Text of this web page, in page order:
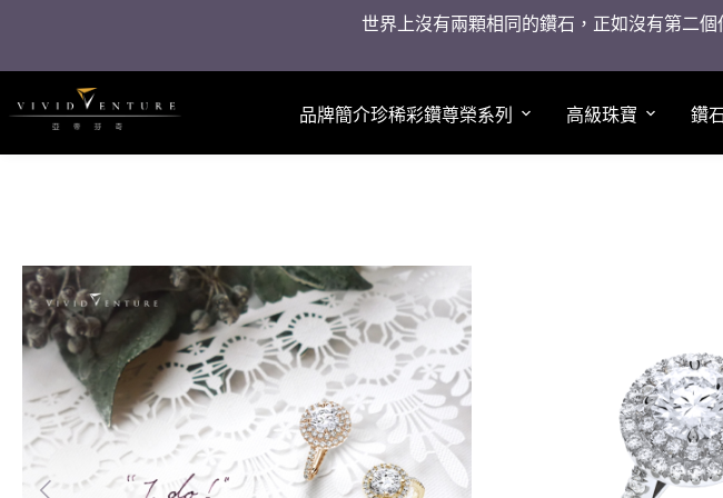
世界上沒有兩顆相同的鑽石，正如沒有第二
品牌簡介珍稀彩鑽尊榮系列 高級珠寶 鑽